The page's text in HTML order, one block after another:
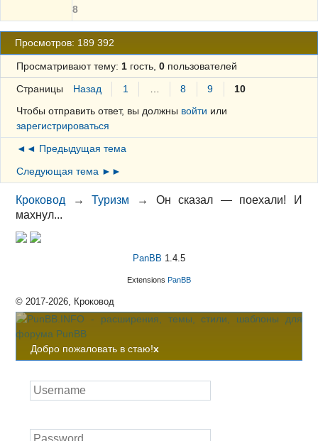
8
Просмотров: 189 392
Просматривают тему: 1гость, 0пользователей
Страницы Назад 1 … 8 9
10
Чтобы отправить ответ, вы должны войти или
зарегистрироваться
◄◄ Предыдущая тема
Следующая тема ►►
Кроковод →Туризм → Он сказал — поехали! И
махнул...
PanBB 1.4.5
Extensions PanBB
© 2017-2026, Кроковод
Добро пожаловать в стаю!x